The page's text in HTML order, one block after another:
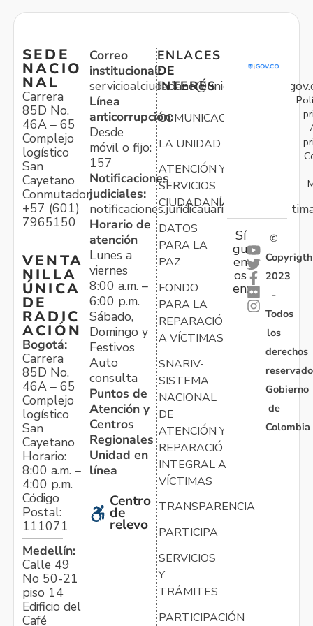
SEDE
NACIO
NAL
Carrera
85D No.
46A – 65
Complejo
logístico
San
Cayetano
Conmutador:
+57 (601)
7965150
VENTA
NILLA
ÚNICA
DE
RADIC
ACIÓN
Bogotá:
Carrera
85D No.
46A – 65
Complejo
logístico
San
Cayetano
Horario:
8:00 a.m. –
4:00 p.m.
Código
Postal:
111071
Medellín:
Calle 49
No 50-21
piso 14
Edificio del
Café
Correo
institucional:
Línea
anticorrupción:
Desde
móvil o fijo:
157
Notificaciones
judiciales:
Horario de
atención
Lunes a
viernes
8:00 a.m. –
6:00 p.m.
Sábado,
Domingo y
Festivos
Auto
consulta
Puntos de
Atención y
Centros
Regionales
Unidad en
línea
Centro
de
relevo
ENLACES
DE
INTERÉS
COMUNICACIONES
LA UNIDAD
ATENCIÓN Y
SERVICIOS
CIUDADANÍA
DATOS
PARA LA
PAZ
FONDO
PARA LA
REPARACIÓN
A VÍCTIMAS
SNARIV-
SISTEMA
NACIONAL
DE
ATENCIÓN Y
REPARACIÓN
INTEGRAL A
VÍCTIMAS
TRANSPARENCIA
PARTICIPA
SERVICIOS
Y
TRÁMITES
PARTICIPACIÓN
Sí
gu
en
os
en:
©
Copyrigth
2023
-
Todos
los
derechos
Gobierno
de
Colombia